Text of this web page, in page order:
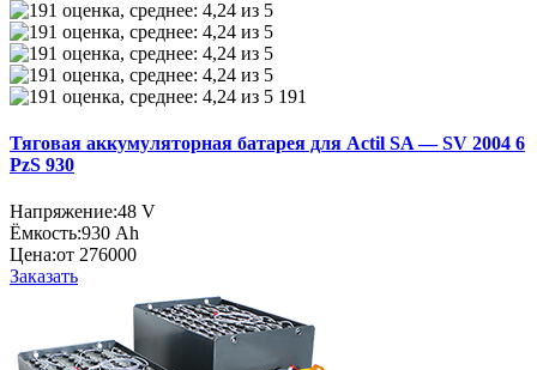
191
Тяговая аккумуляторная батарея для Actil SA — SV 2004 6
PzS 930
Напряжение:48 V
Ёмкость:930 Ah
Цена:от 276000
Заказать